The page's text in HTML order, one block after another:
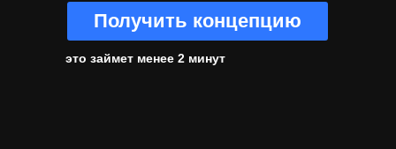
Получить концепцию
это займет менее 2 минут